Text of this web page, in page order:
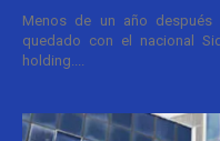
Menos de un año
quedado con el nacional
holding....